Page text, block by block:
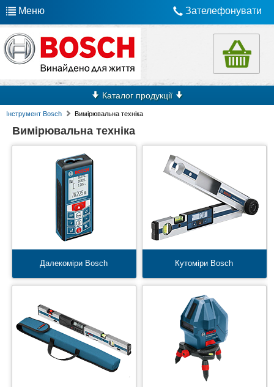
Меню Зателефонувати
Каталог продукції
Інструмент Bosch Вимірювальна техніка
Вимірювальна техніка
Далекоміри Bosch Кутоміри Bosch